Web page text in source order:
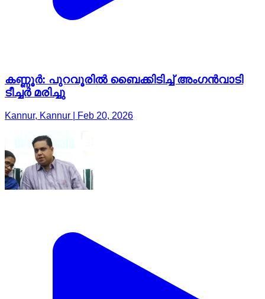
കണ്ണൂർ: പുറവൂരിൽ ബൈക്കിടിച്ച് അംഗൻവാടി
ടീച്ചർ മരിച്ചു
Kannur, Kannur | Feb 20, 2026